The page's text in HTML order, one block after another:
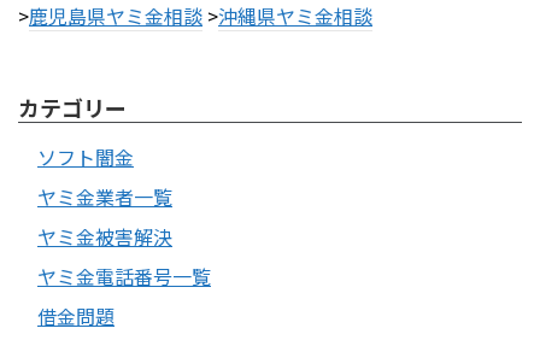
>鹿児島県ヤミ金相談 >沖縄県ヤミ金相談
カテゴリー
ソフト闇金
ヤミ金業者一覧
ヤミ金被害解決
ヤミ金電話番号一覧
借金問題